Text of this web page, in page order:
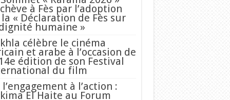
à Fès par l’adoption
« Déclaration de Fès sur
humaine »
célèbre le cinéma
et arabe à l’occasion de
édition de son Festival
du film
l’engagement à l’action :
El Haite au Forum